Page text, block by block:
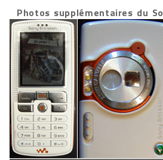
Photos supplémentaires du